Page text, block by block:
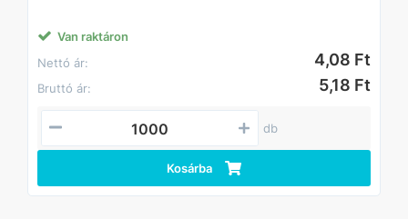
Van raktáron
Nettó ár:
4,08 Ft
Bruttó ár: 5,18 Ft
db
Kosárba